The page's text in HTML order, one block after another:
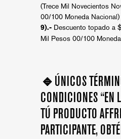
(Trece Mil Novecientos
00/100 Moneda Nacional)
9).- Descuento topado a
Mil Pesos 00/100
🔹 ÚNICOS
CONDICIONES “EN
TÚ PRODUCTO
PARTICIPANTE,